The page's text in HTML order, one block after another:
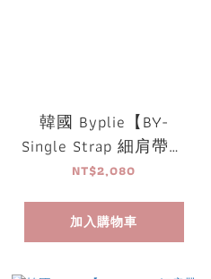
韓國 Byplie【BY-
Single Strap 細肩帶舞
衣】
NT$2,080
加入購物車